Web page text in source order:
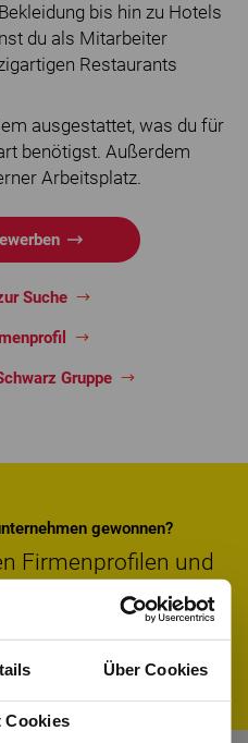
Über Cookies
Cookies
bis hin zu Hotels
du als Mitarbeiter
Restaurants
ausgestattet, was du für
benötigst. Außerdem
Arbeitsplatz.
Suche
Gruppe
gewonnen?
Firmenprofilen und
Job für Dich.